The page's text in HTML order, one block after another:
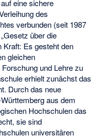
eine sichere
des
verbunden (seit 1987
über die
Kraft: Es gesteht den
gleichen
und Lehre zu
erhielt zunächst das
Durch das neue
aus dem
Hochschulen das
sie sind
universitären